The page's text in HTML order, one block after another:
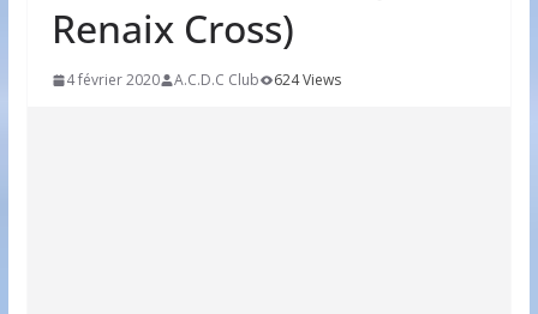
Renaix Cross)
4 février 2020 A.C.D.C Club 624 Views